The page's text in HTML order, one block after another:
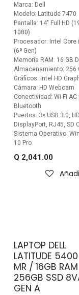
Marca: Dell
Modelo: Latitude 7470
Pantalla: 14" Full HD
1080)
Procesador: Intel Core
(6ª Gen)
Memoria RAM: 16 GB
Almacenamiento: 256
Gráficos: Intel HD
Cámara: HD Webcam
Conectividad: Wi-Fi AC
Bluetooth
Puertos: 3× USB 3.0,
DisplayPort, RJ45, SD
Sistema Operativo:
10 Pro
Q 2,041.00
LAPTOP DELL
LATITUDE
MR / 16GB
256GB SSD
GEN A